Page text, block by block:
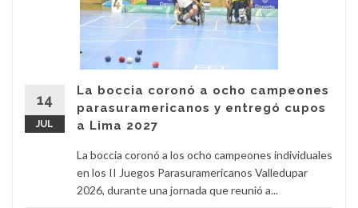
14
JUL
La boccia coronó a ocho campeones
parasuramericanos y entregó cupos
a Lima 2027
La boccia coronó a los ocho campeones individuales
en los II Juegos Parasuramericanos Valledupar
2026, durante una jornada que reunió a...